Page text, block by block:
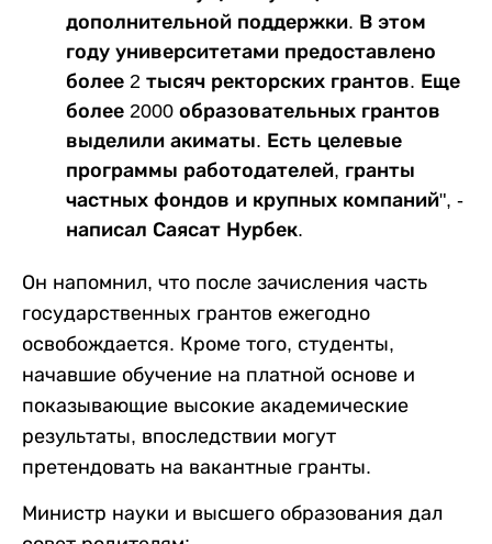
дополнительной поддержки. В этом
году университетами предоставлено
более 2 тысяч ректорских грантов. Еще
более 2000 образовательных грантов
выделили акиматы. Есть целевые
программы работодателей, гранты
частных фондов и крупных компаний", -
написал Саясат Нурбек.
Он напомнил, что после зачисления часть
государственных грантов ежегодно
освобождается. Кроме того, студенты,
начавшие обучение на платной основе и
показывающие высокие академические
результаты, впоследствии могут
претендовать на вакантные гранты.
Министр науки и высшего образования дал